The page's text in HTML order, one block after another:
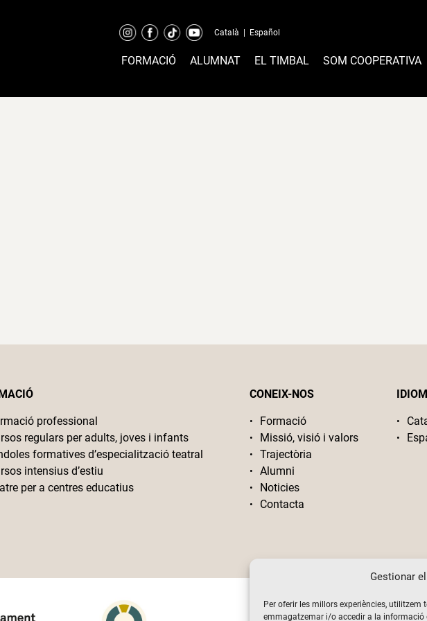
Gestionar
Per oferir les millors experiències, utilitzem
emmagatzemar i/o accedir a la
Català Español
FORMACIÓ ALUMNAT EL TIMBAL SOM COOPERATIVA
professional
regulars per adults, joves i infants
formatives d’especialització teatral
intensius d’estiu
per a centres educatius
CONEIX-NOS
Formació
Missió, visió i valors
Trajectòria
Alumni
Noticies
Contacta